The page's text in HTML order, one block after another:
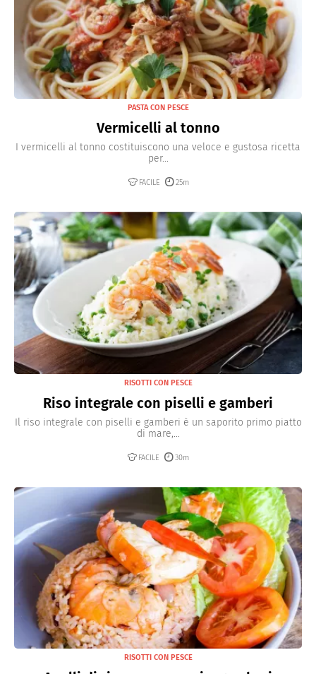
PASTA CON PESCE
Vermicelli al tonno
I vermicelli al tonno costituiscono una veloce e gustosa ricetta
per...
FACILE 25m
RISOTTI CON PESCE
Riso integrale con piselli e gamberi
Il riso integrale con piselli e gamberi è un saporito primo piatto
di mare,...
FACILE 30m
RISOTTI CON PESCE